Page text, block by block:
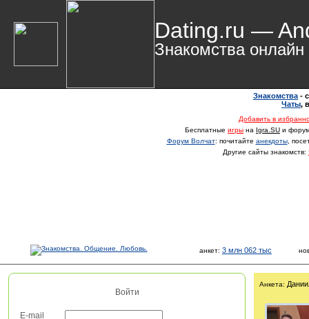
Dating.ru —
Знакомства онлайн
Знакомства -
Чаты,
Добавить в
Бесплатные игры на Igra.SU и
Форум Волчат: почитайте анекдоты,
Другие сайты знакомств:
анкет: 3 млн 062 тыс
Войти
E-mail
Анкета: